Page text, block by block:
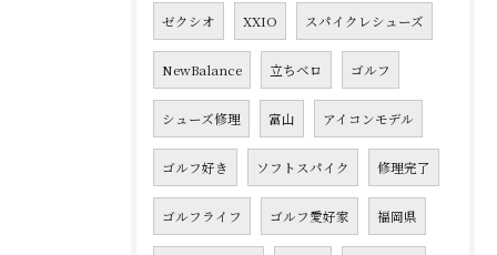
ゼクシオ XXIO スパイクレシューズ
NewBalance 立ちベロ ゴルフ
シューズ修理 富山 アイコンモデル
ゴルフ好き ソフトスパイク 修理完了
ゴルフライフ ゴルフ愛好家 福岡県